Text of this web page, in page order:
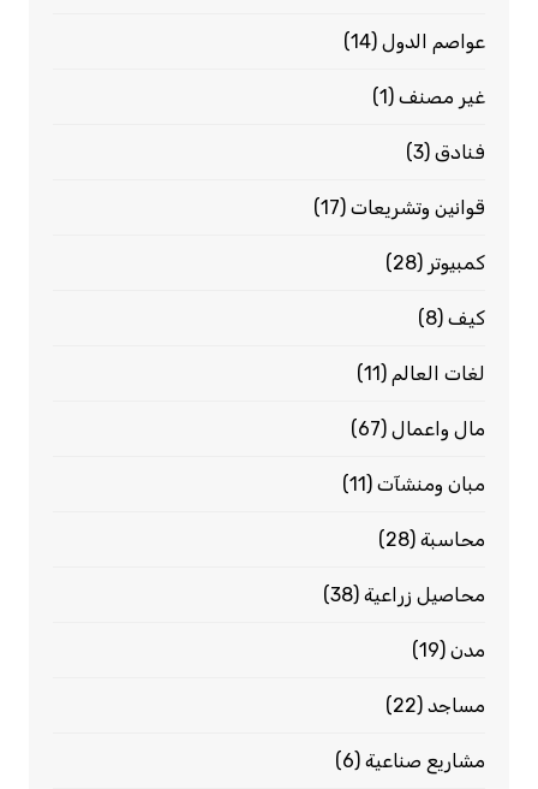
عواصم الدول(14)
غير مصنف(1)
فنادق(3)
قوانين وتشريعات(17)
كمبيوتر (28)
كيف(8)
لغات العالم (11)
مال واعمال(67)
مبان ومنشآت(11)
محاسبة(28)
محاصيل زراعية(38)
مدن(19)
مساجد(22)
مشاريع صناعية(6)